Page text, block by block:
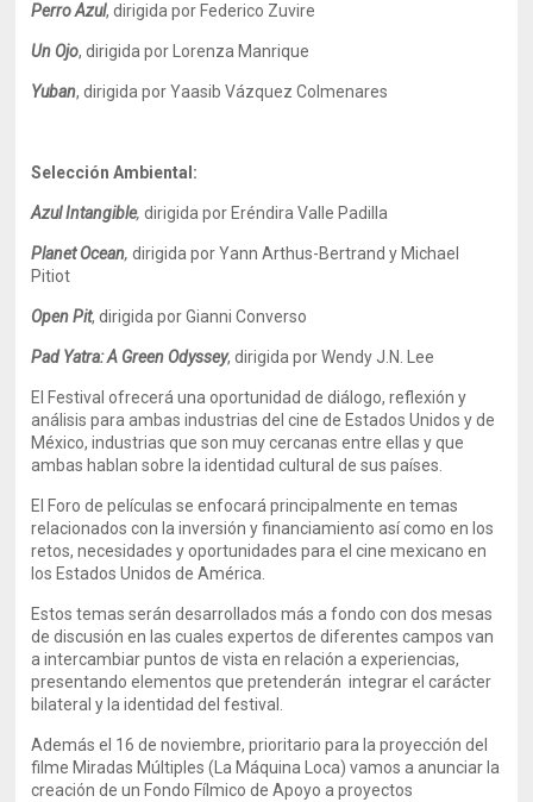
Perro Azul, dirigida por Federico Zuvire
Un Ojo, dirigida por Lorenza Manrique
Yuban, dirigida porYaasib Vázquez Colmenares
Selección Ambiental:
Azul Intangible,dirigida por Eréndira Valle Padilla
Planet Ocean,dirigida por Yann Arthus-Bertrand y Michael
Pitiot
Open Pit, dirigida por Gianni Converso
Pad Yatra: A Green Odyssey, dirigida por Wendy J.N. Lee
El Festival ofrecerá una oportunidad de diálogo, reflexión y
análisis para ambas industrias del cine de Estados Unidos y de
México, industrias que son muy cercanas entre ellas y que
ambas hablan sobre la identidad cultural de sus países.
El Foro de películas se enfocará principalmente en temas
relacionados con la inversión y financiamiento así como en los
retos, necesidades y oportunidades para el cine mexicano en
los Estados Unidos de América.
Estos temas serán desarrollados más a fondo con dos mesas
de discusión en las cuales expertos de diferentes campos van
a intercambiar puntos de vista en relación a experiencias,
presentando elementos que pretenderán integrar el carácter
bilateral y la identidad del festival.
Además el 16 de noviembre, prioritario para la proyección del
filme Miradas Múltiples (La Máquina Loca) vamos a anunciar la
creación de un Fondo Fílmico de Apoyo a proyectos